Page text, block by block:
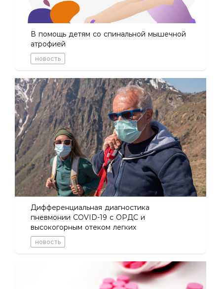
В помощь детям со спинальной мышечной
атрофией
новость
Дифференциальная диагностика
пневмонии COVID-19 с ОРДС и
высокогорным отеком легких
новость